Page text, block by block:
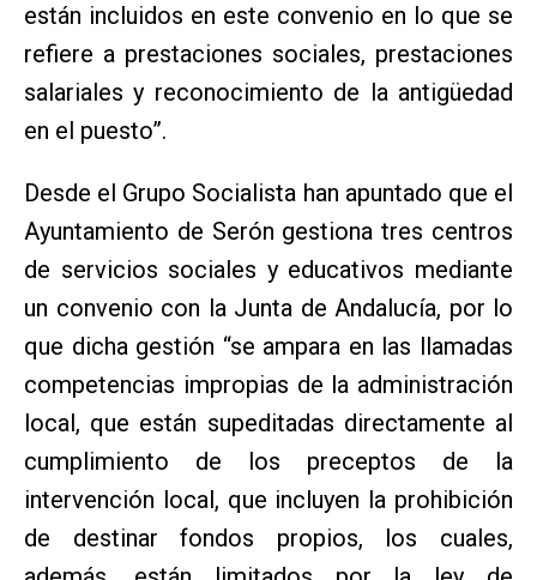
están incluidos en este convenio en lo que se
refiere a prestaciones sociales, prestaciones
salariales y reconocimiento de la antigüedad
en el puesto”.
Desde el Grupo Socialista han apuntado que el
Ayuntamiento de Serón gestiona tres centros
de servicios sociales y educativos mediante
un convenio con la Junta de Andalucía, por lo
que dicha gestión “se ampara en las llamadas
competencias impropias de la administración
local, que están supeditadas directamente al
cumplimiento de los preceptos de la
intervención local, que incluyen la prohibición
de destinar fondos propios, los cuales,